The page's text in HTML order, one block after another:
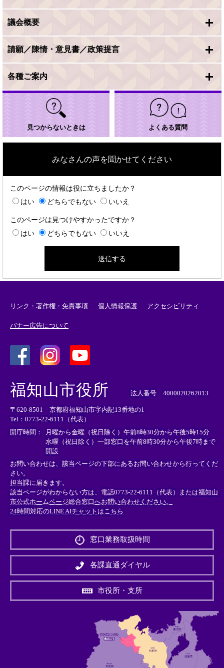
議会概要
請願／陳情・意見書／政策提言
各種ご案内
見つからないときは よくある質問
みなさんの声を聞かせてください
このページの情報は役に立ちましたか？
はい
どちらでもない いいえ
このページは見つけやすかったですか？
はい
どちらでもない いいえ
リンク・著作権・免責事項 個人情報保護 アクセシビリティ
バナー広告について
外
部
リ
ン
ク
＞
外
リ
ン
ク
＞
外
部
ン
ク
＞
福知山市役所 法人番号 4000020262013
〒620-8501 京都府福知山市字内記13番地の1
Tel：0773-22-6111（代表）
開庁時間：
月曜から金曜（祝日除く）午前8時30分から午後5時15分
水曜（祝日除く）一部窓口を午前8時30分から午後7時まで
開設
お問い合わせは、該当ページの下部にあるお問い合わせから行ってくだ
さい。
担当課に届きます。
該当ページがわからない方は、電話0773-22-6111（代表）または福知山
市公式ホームページ総合窓口へお問い合わせください。
24時間対応のLINE AIチャットはこちら
外
リ
ン
＞
窓口業務取扱時間
各課直通ダイヤル
市役所・支所